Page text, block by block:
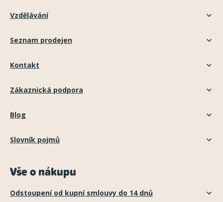
Vzdělávání
Seznam prodejen
Kontakt
Zákaznická podpora
Blog
Slovník pojmů
Vše o nákupu
Odstoupení od kupní smlouvy do 14 dnů